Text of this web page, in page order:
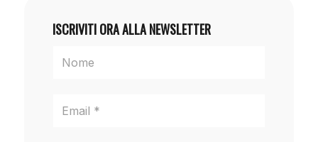
ISCRIVITI ORA ALLA NEWSLETTER